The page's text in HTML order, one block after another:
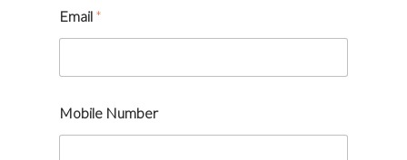
Email *
Mobile Number